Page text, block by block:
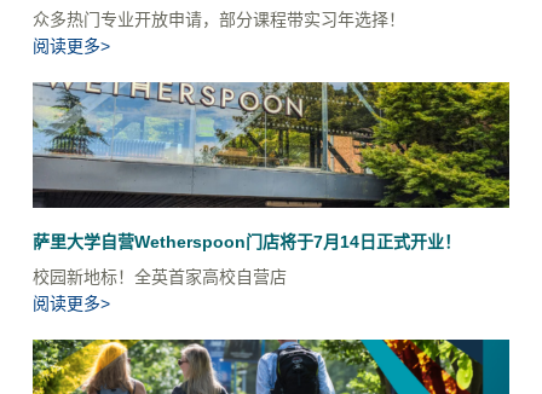
众多热门专业开放申请，部分课程带实习年选择！
阅读更多>
萨里大学自营Wetherspoon门店将于7月14日正式开业！
校园新地标！全英首家高校自营店
阅读更多>